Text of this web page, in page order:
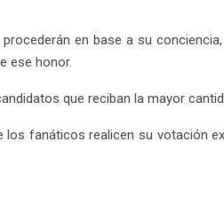
en base a su
ese honor.
que reciban la mayor
fanáticos realicen su votación